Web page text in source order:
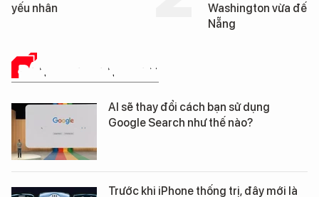
Washington vừa đến Đà
ĐÁNH GIÁ SẢN PHẨM
AI sẽ thay đổi cách bạn sử dụng
Google Search như thế nào?
Trước khi iPhone thống trị, đây mới là